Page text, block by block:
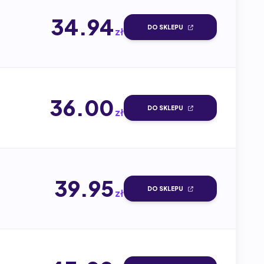
34.94zł DO SKLEPU
36.00zł DO SKLEPU
39.95zł DO SKLEPU